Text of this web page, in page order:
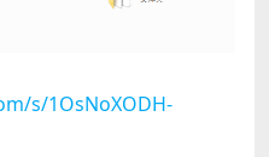
s/1OsNoXODH-